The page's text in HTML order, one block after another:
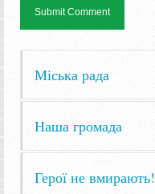
Міська рада
Наша громада
Герої не вмирають!